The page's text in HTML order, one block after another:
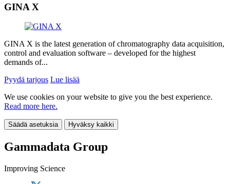
GINA X
GINA X is the latest generation of chromatography data acquisition,
control and evaluation software – developed for the highest
demands of...
Pyydä tarjous Lue lisää
We use cookies on your website to give you the best experience.
Read more here.
Säädä asetuksia Hyväksy kaikki
Gammadata Group
Improving Science